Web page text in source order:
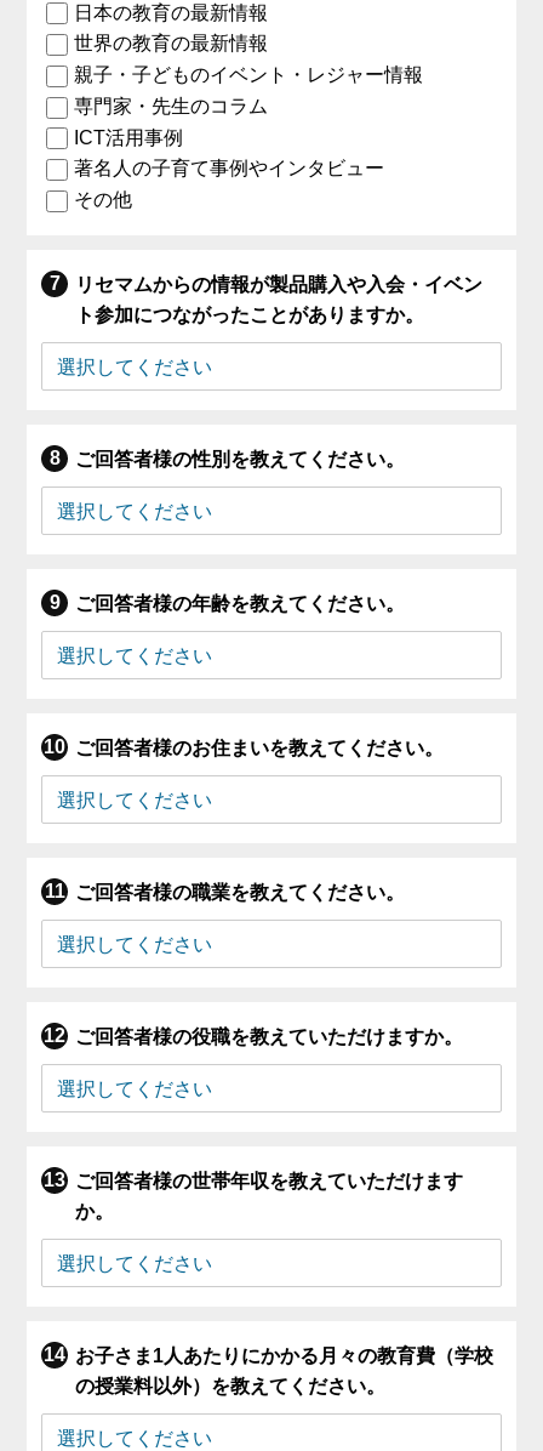
日本の教育の最新情報
世界の教育の最新情報
親子・子どものイベント・レジャー情報
専門家・先生のコラム
ICT活用事例
著名人の子育て事例やインタビュー
その他
リセマムからの情報が製品購入や入会・イベン
ト参加につながったことがありますか。
ご回答者様の性別を教えてください。
ご回答者様の年齢を教えてください。
ご回答者様のお住まいを教えてください。
ご回答者様の職業を教えてください。
ご回答者様の役職を教えていただけますか。
ご回答者様の世帯年収を教えていただけます
か。
お子さま1人あたりにかかる月々の教育費（学校
の授業料以外）を教えてください。